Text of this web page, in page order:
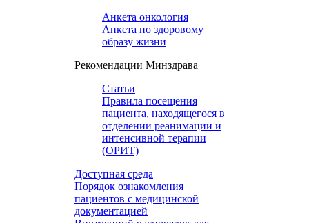
Анкета онкология
Анкета по здоровому
образу жизни
Рекомендации Минздрава
Статьи
Правила посещения
пациента, находящегося в
отделении реанимации и
интенсивной терапии
(ОРИТ)
Доступная среда
Порядок ознакомления
пациентов с медицинской
документацией